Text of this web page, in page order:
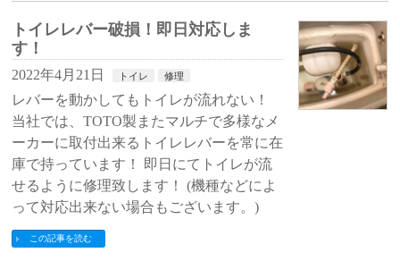
トイレレバー破損！即日対応しま
す！
2022年4月21日 トイレ 修理
レバーを動かしてもトイレが流れない！
当社では、TOTO製またマルチで多様なメ
ーカーに取付出来るトイレレバーを常に在
庫で持っています！ 即日にてトイレが流
せるように修理致します！ (機種などによ
って対応出来ない場合もございます。)
この記事を読む